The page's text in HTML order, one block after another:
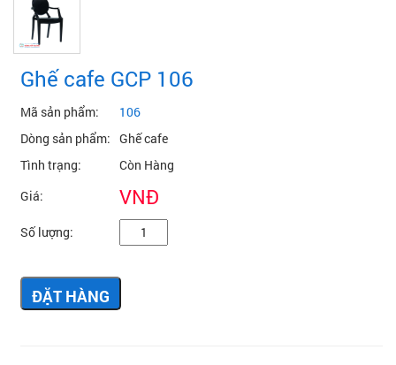
Ghế cafe GCP 106
Mã sản phẩm:
106
Dòng sản phẩm: Ghế cafe
Tình trạng:
Còn Hàng
Giá:
VNĐ
Số lượng:
ĐẶT HÀNG